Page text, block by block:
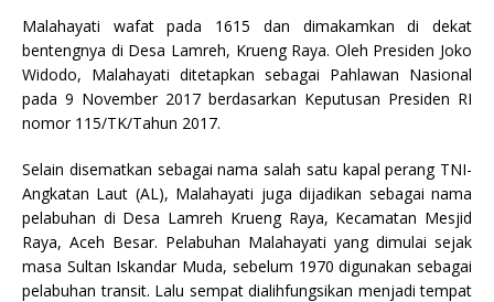
Malahayati wafat pada 1615 dan dimakamkan di dekat
bentengnya di Desa Lamreh, Krueng Raya. Oleh Presiden Joko
Widodo, Malahayati ditetapkan sebagai Pahlawan Nasional
pada 9 November 2017 berdasarkan Keputusan Presiden RI
nomor 115/TK/Tahun 2017.
Selain disematkan sebagai nama salah satu kapal perang TNI-
Angkatan Laut (AL), Malahayati juga dijadikan sebagai nama
pelabuhan di Desa Lamreh Krueng Raya, Kecamatan Mesjid
Raya, Aceh Besar. Pelabuhan Malahayati yang dimulai sejak
masa Sultan Iskandar Muda, sebelum 1970 digunakan sebagai
pelabuhan transit. Lalu sempat dialihfungsikan menjadi tempat